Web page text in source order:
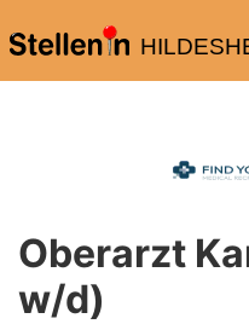
Oberarzt
w/d)